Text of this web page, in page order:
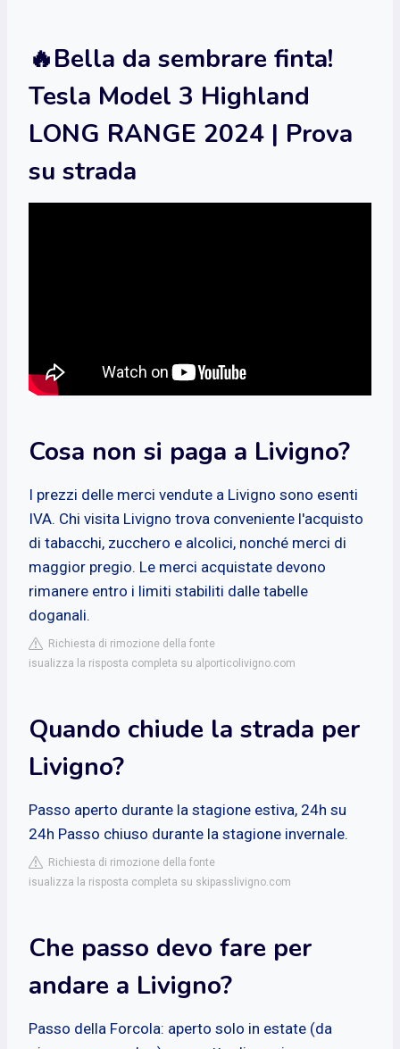
🔥Bella da sembrare finta!
Tesla Model 3 Highland
LONG RANGE 2024 | Prova
su strada
Cosa non si paga a Livigno?
I prezzi delle merci vendute a Livigno sono esenti
IVA. Chi visita Livigno trova conveniente l'acquisto
di tabacchi, zucchero e alcolici, nonché merci di
maggior pregio. Le merci acquistate devono
rimanere entro i limiti stabiliti dalle tabelle
doganali.
Richiesta di rimozione della fonte
isualizza la risposta completa su alporticolivigno.com
Quando chiude la strada per
Livigno?
Passo aperto durante la stagione estiva, 24h su
24h Passo chiuso durante la stagione invernale.
Richiesta di rimozione della fonte
isualizza la risposta completa su skipasslivigno.com
Che passo devo fare per
andare a Livigno?
Passo della Forcola: aperto solo in estate (da